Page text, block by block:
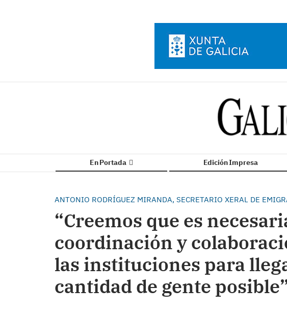
En Portada Edición Impresa
ANTONIO RODRÍGUEZ MIRANDA, SECRETARIO XERAL DE
“Creemos que es
coordinación y
las instituciones para
cantidad de gente